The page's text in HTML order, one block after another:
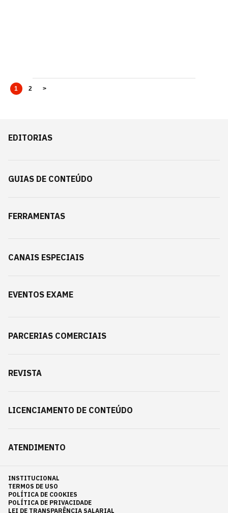
1 2 >
EDITORIAS
GUIAS DE CONTEÚDO
FERRAMENTAS
CANAIS ESPECIAIS
EVENTOS EXAME
PARCERIAS COMERCIAIS
REVISTA
LICENCIAMENTO DE CONTEÚDO
ATENDIMENTO
INSTITUCIONAL
TERMOS DE USO
POLÍTICA DE COOKIES
POLÍTICA DE PRIVACIDADE
LEI DE TRANSPARÊNCIA SALARIAL